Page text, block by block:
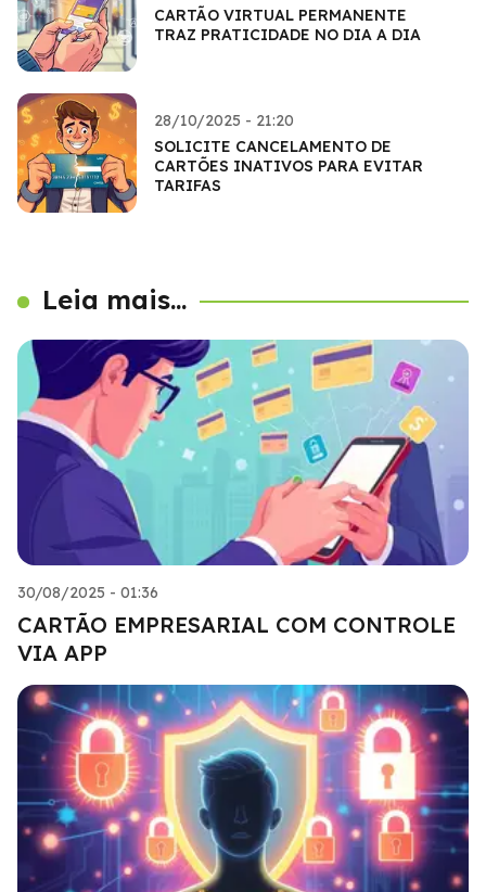
CARTÃO VIRTUAL PERMANENTE
TRAZ PRATICIDADE NO DIA A DIA
28/10/2025 - 21:20
SOLICITE CANCELAMENTO DE
CARTÕES INATIVOS PARA EVITAR
TARIFAS
Leia mais...
30/08/2025 - 01:36
CARTÃO EMPRESARIAL COM CONTROLE
VIA APP